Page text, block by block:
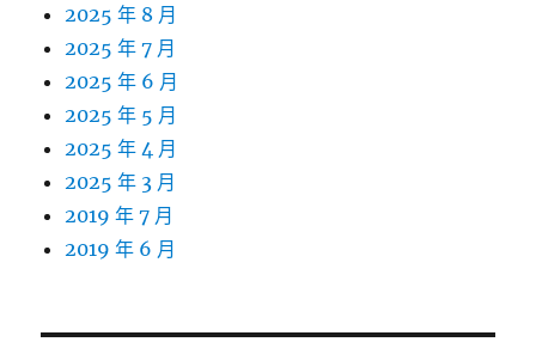
2025 年 8 月
2025 年 7 月
2025 年 6 月
2025 年 5 月
2025 年 4 月
2025 年 3 月
2019 年 7 月
2019 年 6 月